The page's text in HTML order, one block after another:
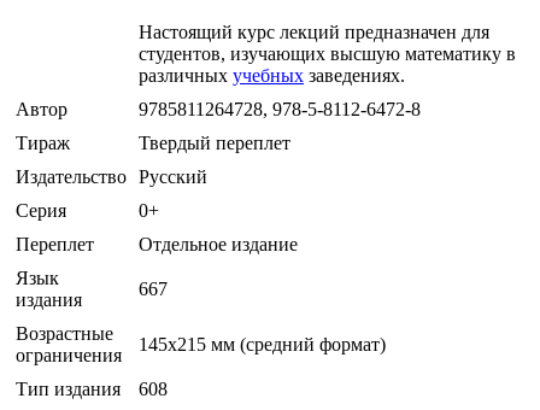
Настоящий курс лекций предназначен для
студентов, изучающих высшую математику в
различных учебных заведениях.
Автор
9785811264728, 978-5-8112-6472-8
Тираж
Твердый переплет
Издательство Русский
Серия
0+
Переплет
Отдельное издание
Язык
издания
667
Возрастные
ограничения
145х215 мм (средний формат)
Тип издания 608